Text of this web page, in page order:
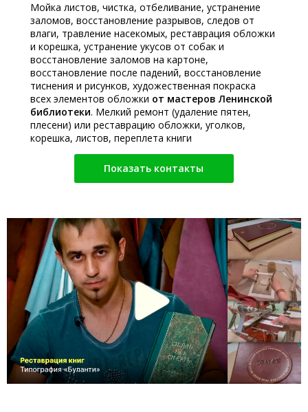
Мойка листов, чистка, отбеливание, устранение
заломов, восстановление разрывов, следов от
влаги, травление насекомых, реставрация обложки
и корешка, устранение укусов от собак и
восстановление заломов на картоне,
восстановление после падений, восстановление
тиснения и рисунков, художественная покраска
всех элементов обложки от мастеров Ленинской
библиотеки. Мелкий ремонт (удаление пятен,
плесени) или реставрацию обложки, уголков,
корешка, листов, переплета книги
Показать контакты